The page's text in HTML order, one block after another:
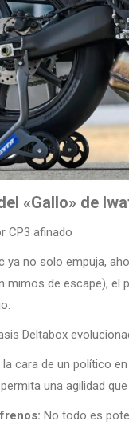
«Gallo» de
CP3 afinado
ya no solo empuja,
mimos de escape), el
Deltabox
cara de un político
una agilidad
No todo es